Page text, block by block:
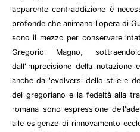
apparente contraddizione è
profonde che animano l'opera di
sono il mezzo per conservare
Gregorio Magno,
dall'imprecisione della notazione
anche dall'evolversi dello stile e
del gregoriano e la fedeltà alla
romana sono espressione
alle esigenze di rinnovamento